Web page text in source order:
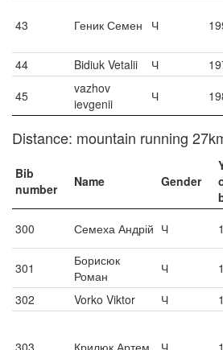
43 Геник Семен Ч
44 Bidiuk Vetalii Ч
45
vazhov
ievgenii
Ч
Distance: mountain running
Bib
number
Name Gender
300 Семеха Андрій Ч
301
Борисюк
Роман
Ч
302
Vorko Viktor Ч
303 Крилюк Артем Ч